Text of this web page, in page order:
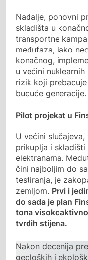
Nadalje, ponovni
skladišta u
transportne
međufaza, iako
konačnog,
u većini
rizik koji
buduće generacije.
Pilot projekat u
U većini
prikuplja i skladišti
elektranama.
čini najboljim do
testiranja, je
zemljom. Prvi i
do sada je plan
tona
tvrdih stijena.
Nakon decenija
geoloških i